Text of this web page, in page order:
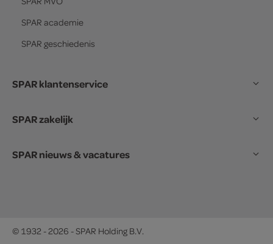
SPAR academie
SPAR geschiedenis
SPAR klantenservice
SPAR zakelijk
SPAR nieuws & vacatures
© 1932 - 2026 - SPAR Holding B.V.